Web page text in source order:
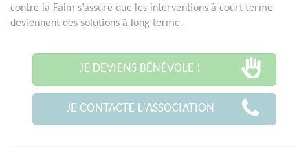
contre la Faim s’assure que les interventions à court terme
deviennent des solutions à long terme.
JE DEVIENS BÉNÉVOLE !
JE CONTACTE L'ASSOCIATION